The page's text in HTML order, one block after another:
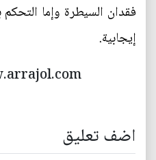
فقدان السيطرة وإما
إيجابية.
اضف تعليق